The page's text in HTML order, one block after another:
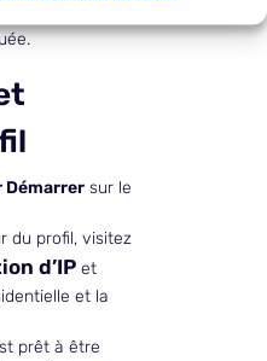
Démarrer sur le
du profil, visitez
d’IP et
et la
prêt à être